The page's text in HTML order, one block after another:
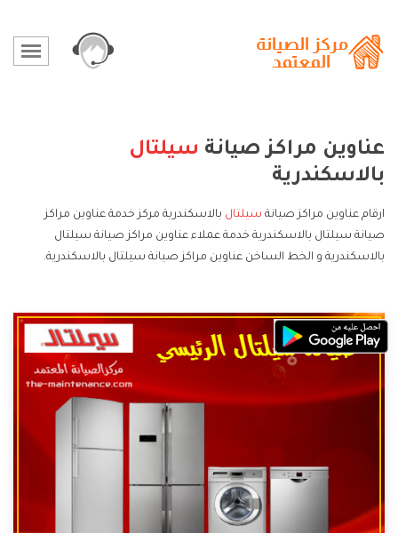
عناوين مراكز صيانة سيلتال
بالاسكندرية
ارقام عناوين مراكز صيانة سيلتال بالاسكندرية مركز خدمة عناوين مراكز
صيانة سيلتال بالاسكندرية خدمة عملاء عناوين مراكز صيانة سيلتال
بالاسكندرية و الخط الساخن عناوين مراكز صيانة سيلتال بالاسكندرية.